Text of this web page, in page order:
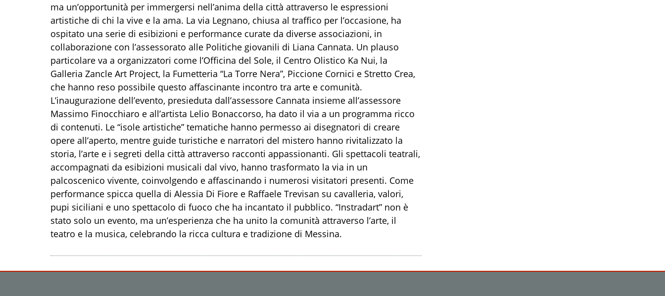
ma un’opportunità per immergersi nell’anima della città attraverso le espressioni
artistiche di chi la vive e la ama. La via Legnano, chiusa al traffico per l’occasione, ha
ospitato una serie di esibizioni e performance curate da diverse associazioni, in
collaborazione con l’assessorato alle Politiche giovanili di Liana Cannata. Un plauso
particolare va a organizzatori come l’Officina del Sole, il Centro Olistico Ka Nui, la
Galleria Zancle Art Project, la Fumetteria “La Torre Nera”, Piccione Cornici e Stretto Crea,
che hanno reso possibile questo affascinante incontro tra arte e comunità.
L’inaugurazione dell’evento, presieduta dall’assessore Cannata insieme all’assessore
Massimo Finocchiaro e all’artista Lelio Bonaccorso, ha dato il via a un programma ricco
di contenuti. Le “isole artistiche” tematiche hanno permesso ai disegnatori di creare
opere all’aperto, mentre guide turistiche e narratori del mistero hanno rivitalizzato la
storia, l’arte e i segreti della città attraverso racconti appassionanti. Gli spettacoli teatrali,
accompagnati da esibizioni musicali dal vivo, hanno trasformato la via in un
palcoscenico vivente, coinvolgendo e affascinando i numerosi visitatori presenti. Come
performance spicca quella di Alessia Di Fiore e Raffaele Trevisan su cavalleria, valori,
pupi siciliani e uno spettacolo di fuoco che ha incantato il pubblico. “Instradart” non è
stato solo un evento, ma un’esperienza che ha unito la comunità attraverso l’arte, il
teatro e la musica, celebrando la ricca cultura e tradizione di Messina.